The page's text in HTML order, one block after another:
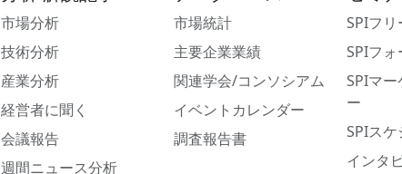
市場分析
技術分析
産業分析
経営者に聞く
会議報告
週間ニュース分析
市場統計
主要企業業績
関連学会/コンソシアム
イベントカレンダー
調査報告書
SPIフ
SPIフォ
SPIマ
ー
SPIス
インタ